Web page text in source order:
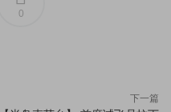
0
下一篇